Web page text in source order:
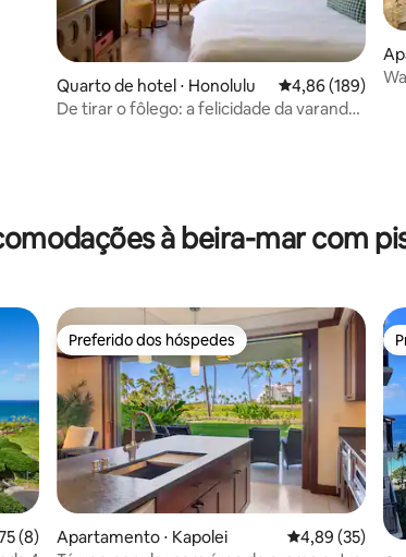
Quarto de hotel ⋅ Honolulu 4,86 de uma
4,86 (189)
De tirar o fôlego: a felicidade da varanda
à beira-mar com
de uma avaliação média de 5, 8 avaliações
(8)
Preferido dos hóspedes
Preferido dos hóspedes
Apartamento ⋅ Kapolei 4,89 de uma
4,89 (35)